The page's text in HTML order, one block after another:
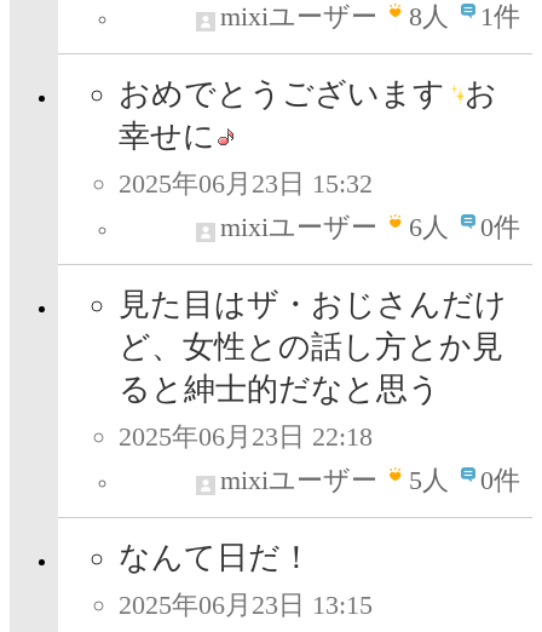
mixiユーザー
8人 1件
おめでとうございます
お
幸せに
2025年06月23日 15:32
mixiユーザー
6人 0件
見た目はザ・おじさんだけ
ど、女性との話し方とか見
ると紳士的だなと思う
2025年06月23日 22:18
mixiユーザー
5人 0件
なんて日だ！
2025年06月23日 13:15